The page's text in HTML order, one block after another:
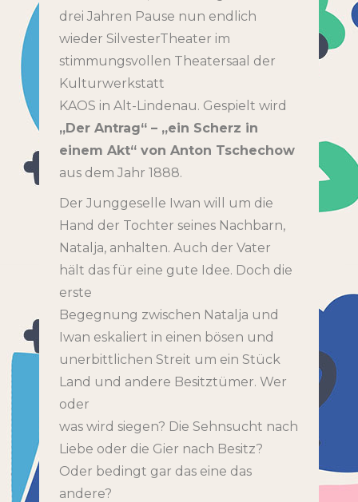
drei Jahren Pause nun endlich
wieder SilvesterTheater im
stimmungsvollen Theatersaal der
Kulturwerkstatt
KAOS in Alt-Lindenau. Gespielt wird
„Der Antrag“ – „ein Scherz in
einem Akt“ von Anton Tschechow
aus dem Jahr 1888.
Der Junggeselle Iwan will um die
Hand der Tochter seines Nachbarn,
Natalja, anhalten. Auch der Vater
hält das für eine gute Idee. Doch die
erste
Begegnung zwischen Natalja und
Iwan eskaliert in einen bösen und
unerbittlichen Streit um ein Stück
Land und andere Besitztümer. Wer
oder
was wird siegen? Die Sehnsucht nach
Liebe oder die Gier nach Besitz?
Oder bedingt gar das eine das
andere?